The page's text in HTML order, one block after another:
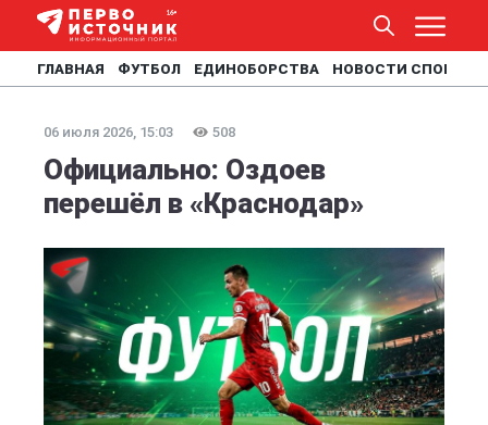
ГЛАВНАЯ ФУТБОЛ ЕДИНОБОРСТВА НОВОСТИ СПОРТА
06 июля 2026, 15:03 508
Официально: Оздоев
перешёл в «Краснодар»